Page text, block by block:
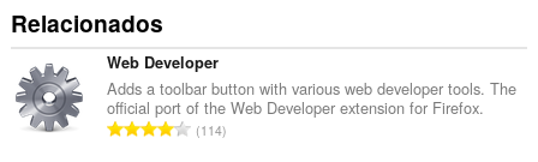
Relacionados
Web Developer
Adds a toolbar button with various web developer tools. The
official port of the Web Developer extension for Firefox.
N114